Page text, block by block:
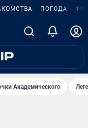
ПОГОДА
Академического